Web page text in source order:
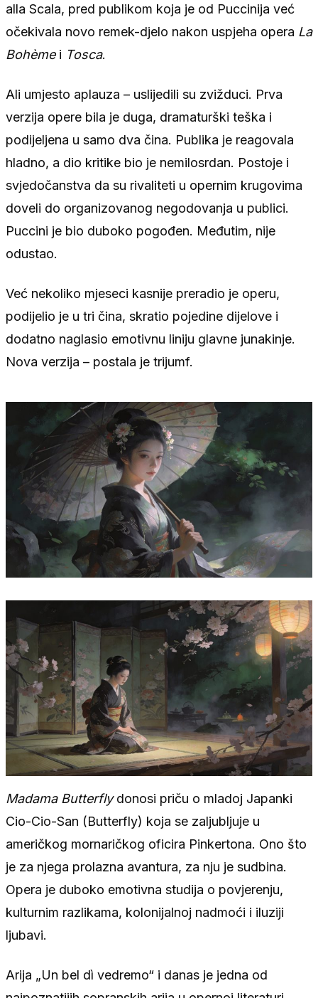
alla Scala, pred publikom koja je od Puccinija već
očekivala novo remek-djelo nakon uspjeha opera La
Bohèmei Tosca.
Ali umjesto aplauza – uslijedili su zvižduci. Prva
verzija opere bila je duga, dramaturški teška i
podijeljena u samo dva čina. Publika je reagovala
hladno, a dio kritike bio je nemilosrdan. Postoje i
svjedočanstva da su rivaliteti u opernim krugovima
doveli do organizovanog negodovanja u publici.
Puccini je bio duboko pogođen. Međutim, nije
odustao.
Već nekoliko mjeseci kasnije preradio je operu,
podijelio je u tri čina, skratio pojedine dijelove i
dodatno naglasio emotivnu liniju glavne junakinje.
Nova verzija – postala je trijumf.
Madama Butterflydonosi priču o mladoj Japanki
Cio-Cio-San (Butterfly) koja se zaljubljuje u
američkog mornaričkog oficira Pinkertona. Ono što
je za njega prolazna avantura, za nju je sudbina.
Opera je duboko emotivna studija o povjerenju,
kulturnim razlikama, kolonijalnoj nadmoći i iluziji
ljubavi.
Arija „Un bel dì vedremo“ i danas je jedna od